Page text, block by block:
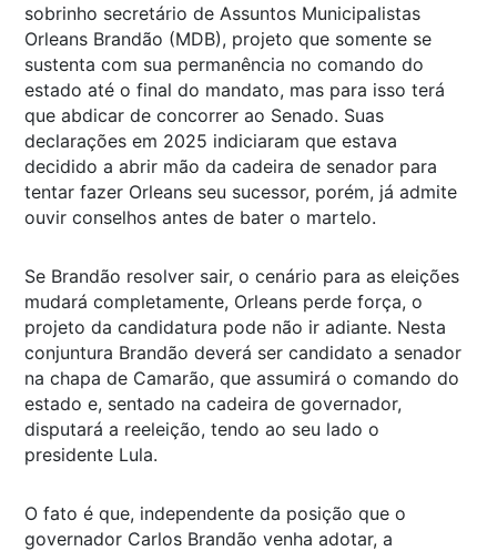
sobrinho secretário de Assuntos Municipalistas
Orleans Brandão (MDB), projeto que somente se
sustenta com sua permanência no comando do
estado até o final do mandato, mas para isso terá
que abdicar de concorrer ao Senado. Suas
declarações em 2025 indiciaram que estava
decidido a abrir mão da cadeira de senador para
tentar fazer Orleans seu sucessor, porém, já admite
ouvir conselhos antes de bater o martelo.
Se Brandão resolver sair, o cenário para as eleições
mudará completamente, Orleans perde força, o
projeto da candidatura pode não ir adiante. Nesta
conjuntura Brandão deverá ser candidato a senador
na chapa de Camarão, que assumirá o comando do
estado e, sentado na cadeira de governador,
disputará a reeleição, tendo ao seu lado o
presidente Lula.
O fato é que, independente da posição que o
governador Carlos Brandão venha adotar, a